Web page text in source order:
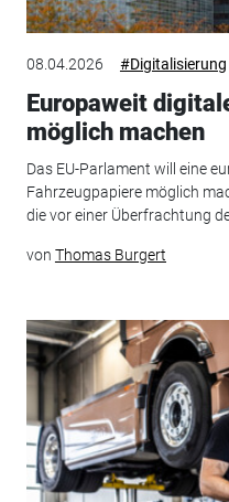
08.04.2026 #Digitalisierung
Europaweit
möglich machen
Das EU-Parlament will eine
Fahrzeugpapiere möglich
die vor einer Überfrachtung
von Thomas Burgert